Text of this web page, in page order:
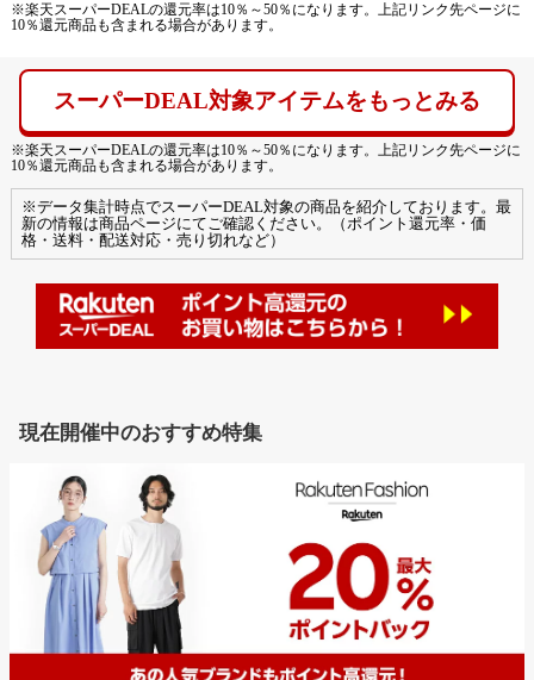
※楽天スーパーDEALの還元率は10％～50％になります。上記リンク先ページに
10％還元商品も含まれる場合があります。
スーパーDEAL対象アイテムをもっとみる
※楽天スーパーDEALの還元率は10％～50％になります。上記リンク先ページに
10％還元商品も含まれる場合があります。
※データ集計時点でスーパーDEAL対象の商品を紹介しております。最
新の情報は商品ページにてご確認ください。（ポイント還元率・価
格・送料・配送対応・売り切れなど）
現在開催中のおすすめ特集